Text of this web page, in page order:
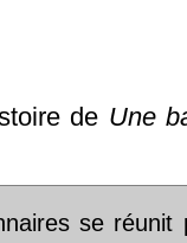
de Une
se